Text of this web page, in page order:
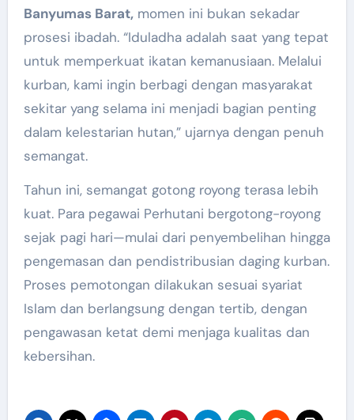
Banyumas Barat,momen ini bukan sekadar
prosesi ibadah. “Iduladha adalah saat yang tepat
untuk memperkuat ikatan kemanusiaan. Melalui
kurban, kami ingin berbagi dengan masyarakat
sekitar yang selama ini menjadi bagian penting
dalam kelestarian hutan,” ujarnya dengan penuh
semangat.
Tahun ini, semangat gotong royong terasa lebih
kuat. Para pegawai Perhutani bergotong-royong
sejak pagi hari—mulai dari penyembelihan hingga
pengemasan dan pendistribusian daging kurban.
Proses pemotongan dilakukan sesuai syariat
Islam dan berlangsung dengan tertib, dengan
pengawasan ketat demi menjaga kualitas dan
kebersihan.